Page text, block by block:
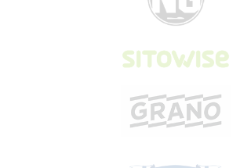
VUODESTA TOISEEN